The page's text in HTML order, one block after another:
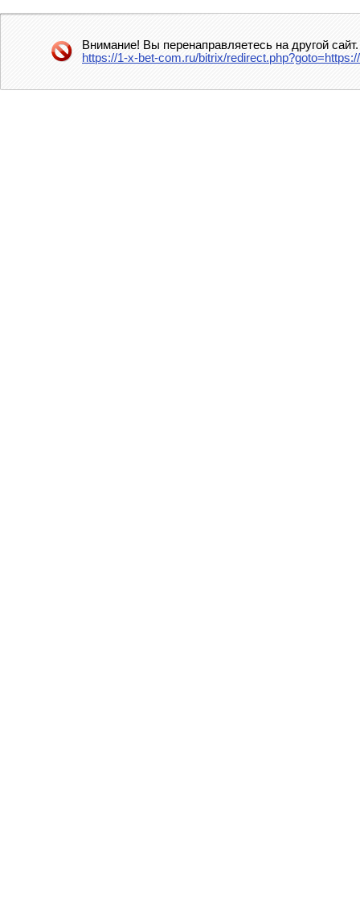
Внимание! Вы перенаправляетесь на другой
https://1-x-bet-com.ru/bitrix/